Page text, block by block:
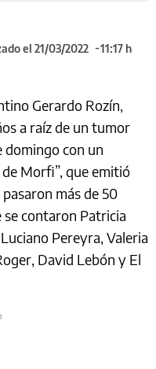
el 21/03/2022
11:17 h
Gerardo Rozín,
a raíz de un tumor
domingo con un
Morfi”, que emitió
pasaron más de 50
contaron Patricia
Pereyra, Valeria
David Lebón y El